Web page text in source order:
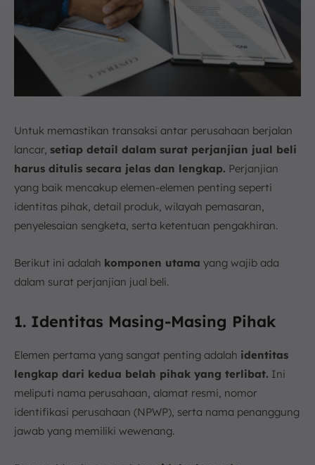
Untuk memastikan transaksi antar perusahaan berjalan
lancar, setiap detail dalam surat perjanjian jual beli
harus ditulis secara jelas dan lengkap. Perjanjian
yang baik mencakup elemen-elemen penting seperti
identitas pihak, detail produk, wilayah pemasaran,
penyelesaian sengketa, serta ketentuan pengakhiran.
Berikut ini adalah komponen utama yang wajib ada
dalam surat perjanjian jual beli.
1. Identitas Masing-Masing Pihak
Elemen pertama yang sangat penting adalah identitas
lengkap dari kedua belah pihak yang terlibat. Ini
meliputi nama perusahaan, alamat resmi, nomor
identifikasi perusahaan (NPWP), serta nama penanggung
jawab yang memiliki wewenang.